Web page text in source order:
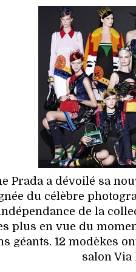
Prada a dévoilé sa
du célèbre
de la
plus en vue du
géants. 12 modèkes
salon Via